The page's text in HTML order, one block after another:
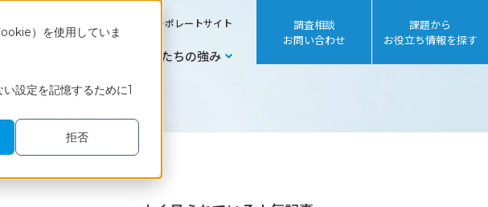
）を使用していま
設定を記憶するために1
拒否
コーポレートサイト
私たちの強み
調査相談
お問い合わせ
課題から
お役立ち情報を探す